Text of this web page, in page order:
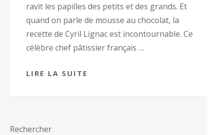
ravit les papilles des petits et des grands. Et
quand on parle de mousse au chocolat, la
recette de Cyril Lignac est incontournable. Ce
célèbre chef pâtissier français …
LIRE LA SUITE
Rechercher